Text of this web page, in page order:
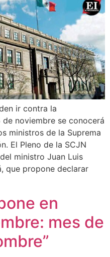
ir contra la
noviembre se conocerá
ministros de la Suprema
El Pleno de la SCJN
ministro Juan Luis
que propone declarar
en
mes de